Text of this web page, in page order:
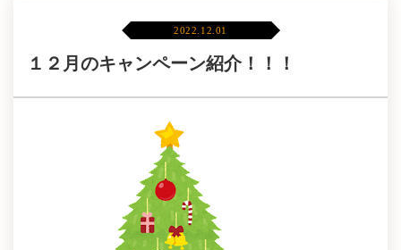
2022.12.01
１２月のキャンペーン紹介！！！